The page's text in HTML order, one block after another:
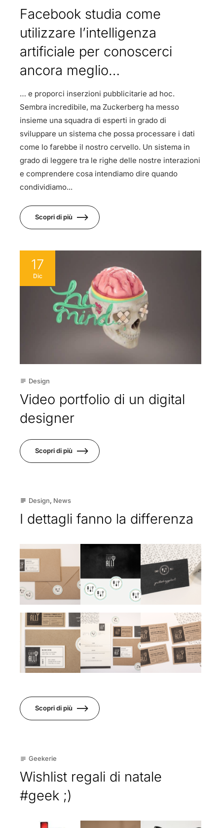
Facebook studia come
utilizzare l’intelligenza
artificiale per conoscerci
ancora meglio…
… e proporci inserzioni pubblicitarie ad hoc.
Sembra incredibile, ma Zuckerberg ha messo
insieme una squadra di esperti in grado di
sviluppare un sistema che possa processare i dati
come lo farebbe il nostro cervello. Un sistema in
grado di leggere tra le righe delle nostre interazioni
e comprendere cosa intendiamo dire quando
condividiamo...
Scopri di più
17
Dic
subject Design
Video portfolio di un digital
designer
Scopri di più
15
subject Design, News
I dettagli fanno la differenza
Scopri di più
13
subject Geekerie
Wishlist regali di natale
#geek ;)